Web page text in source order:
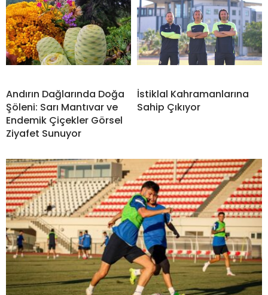
Andırın Dağlarında Doğa
Şöleni: Sarı Mantıvar ve
Endemik Çiçekler Görsel
Ziyafet Sunuyor
İstiklal Kahramanlarına
Sahip Çıkıyor